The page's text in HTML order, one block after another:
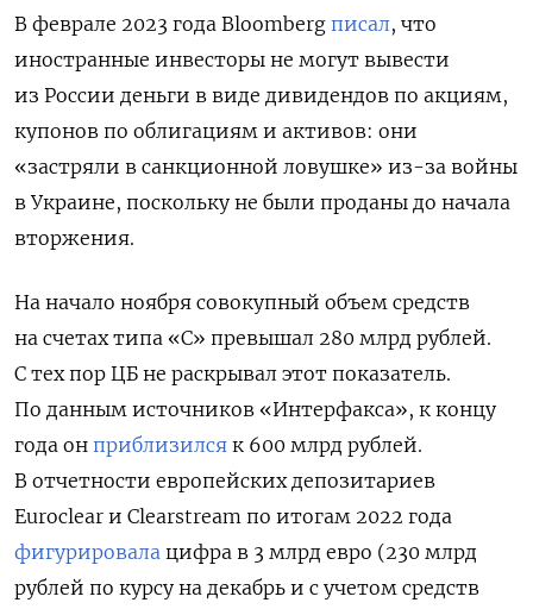
В феврале 2023 года Bloomberg писал, что
иностранные инвесторы не могут вывести
из России деньги в виде дивидендов по акциям,
купонов по облигациям и активов: они
«застряли в санкционной ловушке» из-за войны
в Украине, поскольку не были проданы до начала
вторжения.
На начало ноября совокупный объем средств
на счетах типа «С» превышал 280 млрд рублей.
С тех пор ЦБ не раскрывал этот показатель.
По данным источников «Интерфакса», к концу
года он приблизился к 600 млрд рублей.
В отчетности европейских депозитариев
Euroclear и Clearstream по итогам 2022 года
фигурировала цифра в 3 млрд евро (230 млрд
рублей по курсу на декабрь и с учетом средств